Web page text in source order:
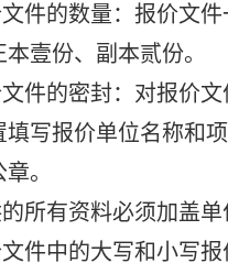
的数量：报价文件
壹份、副本贰份。
的密封：对报价文
填写报价单位名称和
。
有资料必须加盖单
中的大写和小写报